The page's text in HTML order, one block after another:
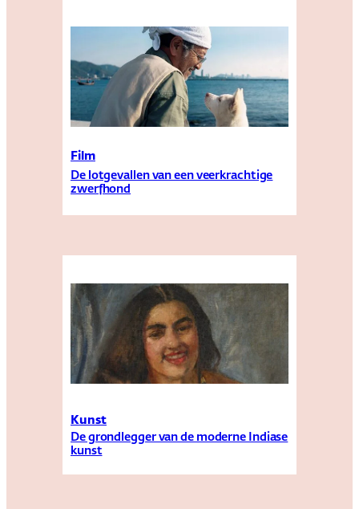
Film
De lotgevallen van een veerkrachtige
zwerfhond
Kunst
De grondlegger van de moderne Indiase
kunst